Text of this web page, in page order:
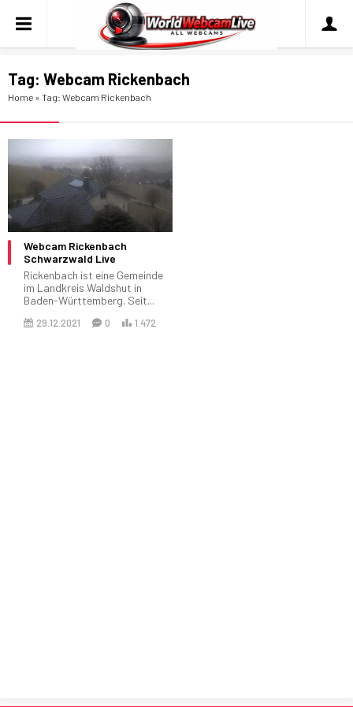
Tag: Webcam Rickenbach
Home » Tag: Webcam Rickenbach
Webcam Rickenbach
Schwarzwald Live
Rickenbach ist eine Gemeinde
im Landkreis Waldshut in
Baden-Württemberg. Seit...
29.12.2021 0 1.472